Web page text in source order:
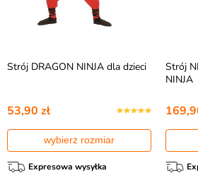
Strój DRAGON NINJA dla dzieci
53,90 zł
wybierz rozmiar
Expresowa wysyłka
Strój
NINJA